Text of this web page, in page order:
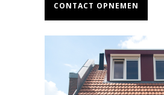
CONTACT OPNEMEN